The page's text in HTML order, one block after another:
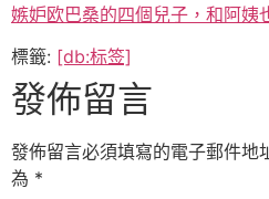
嫉妒欧巴桑的四個兒子，和阿姨
標籤: [db:标签]
發佈留言
發佈留言必須填寫的電子郵件地
為 *